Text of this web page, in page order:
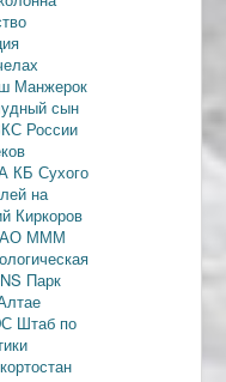
Манжерок
сын
России
КБ Сухого
на
Киркоров
АО МММ
Парк
Штаб по